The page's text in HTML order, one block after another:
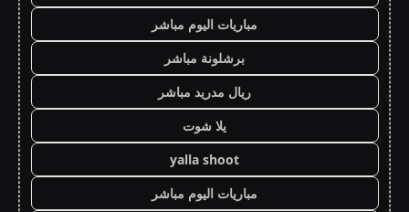
مباريات اليوم مباشر
برشلونة مباشر
ريال مدريد مباشر
يلا شوت
yalla shoot
مباريات اليوم مباشر